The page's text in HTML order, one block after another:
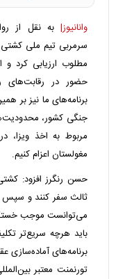
وانانیوز| به نقل از
سرمربی تیم ملی
مطلوب ارزیابی کرد و
برنامه‌های ما نیز بر
جنگی کشور،
مربوط به اخذ ویزا،
مغولستان اعزام کنیم.
حسن رنگرز افزود:
ثالث سفر کنند و سپس
می‌توانست موجب
باید هرچه سریع‌تر
برنامه‌های آماده‌سازی
تورنمنت معتبر